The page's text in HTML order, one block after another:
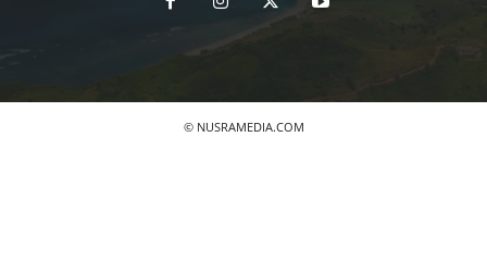
© NUSRAMEDIA.COM